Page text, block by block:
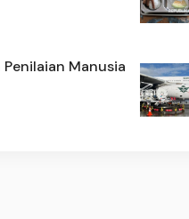
Penilaian Manusia